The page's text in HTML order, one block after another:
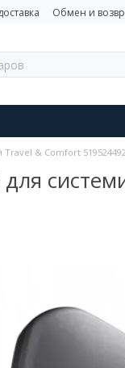
Обмен и
Travel & Comfort